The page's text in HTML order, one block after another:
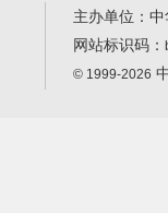
主办单位：
网站标识码：
© 1999-2026